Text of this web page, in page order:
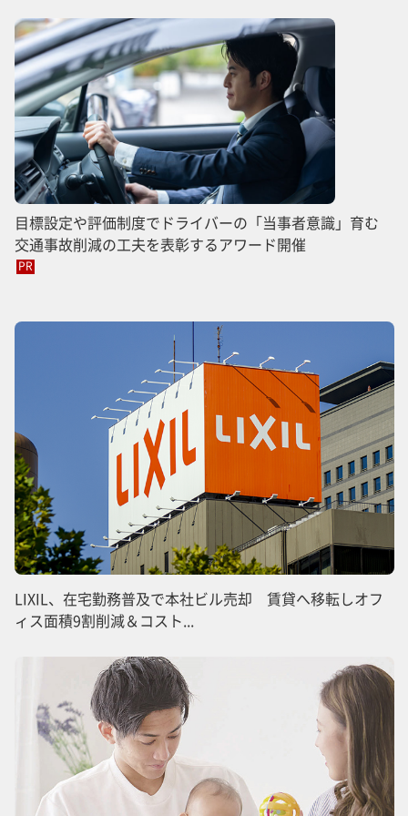
目標設定や評価制度でドライバーの「当事者意識」育む
交通事故削減の工夫を表彰するアワード開催
PR
LIXIL、在宅勤務普及で本社ビル売却 賃貸へ移転しオフ
ィス面積9割削減＆コスト...